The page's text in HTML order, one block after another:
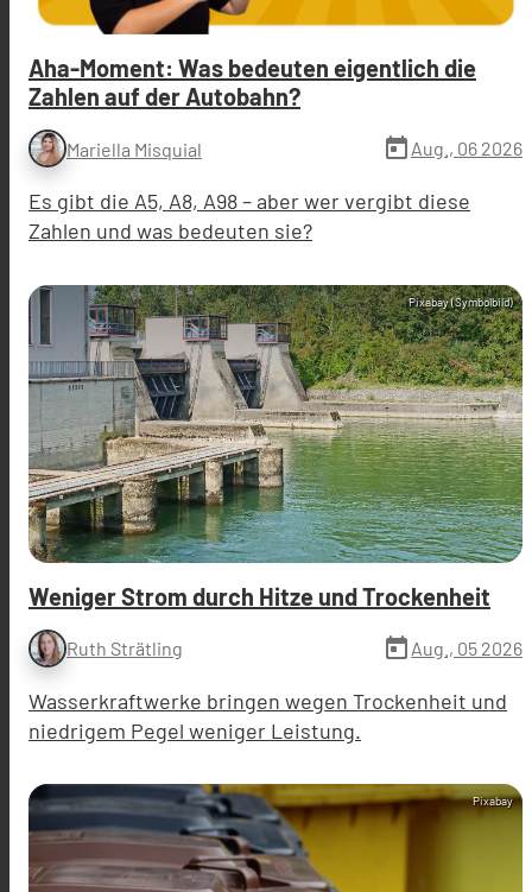
Aha-Moment: Was bedeuten eigentlich die
Zahlen auf der Autobahn?
Mariella Misquial today Aug., 06 2026
Es gibt die A5, A8, A98 – aber wer vergibt diese
Zahlen und was bedeuten sie?
Pixabay (Symbolbild)
Weniger Strom durch Hitze und Trockenheit
Ruth Strätling today Aug., 05 2026
Wasserkraftwerke bringen wegen Trockenheit und
niedrigem Pegel weniger Leistung.
Pixabay